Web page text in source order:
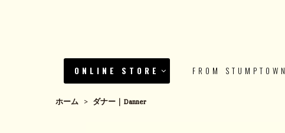
ONLINE STORE FROM STUMPTOWN
ホーム > ダナー｜Danner